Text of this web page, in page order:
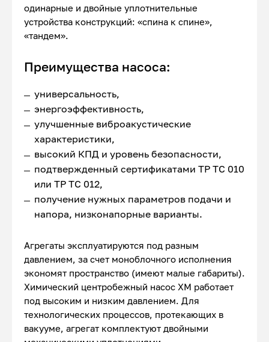
одинарные и двойные уплотнительные
устройства конструкций: «спина к спине»,
«тандем».
Преимущества насоса:
универсальность,
энергоэффективность,
улучшенные виброакустические
характеристики,
высокий КПД и уровень безопасности,
подтвержденный сертификатами ТР ТС 010
или ТР ТС 012,
получение нужных параметров подачи и
напора, низконапорные варианты.
Агрегаты эксплуатируются под разным
давлением, за счет моноблочного исполнения
экономят пространство (имеют малые габариты).
Химический центробежный насос ХМ работает
под высоким и низким давлением. Для
технологических процессов, протекающих в
вакууме, агрегат комплектуют двойными